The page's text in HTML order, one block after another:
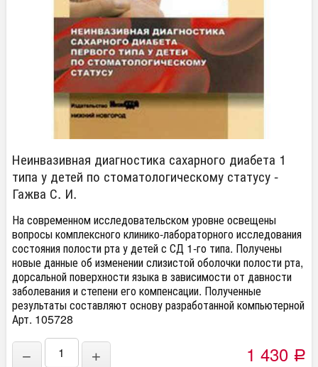
Неинвазивная диагностика сахарного диабета 1
типа у детей по стоматологическому статусу -
Гажва С. И.
На современном исследовательском уровне освещены
вопросы комплексного клинико-лабораторного исследования
состояния полости рта у детей с СД 1-го типа. Получены
новые данные об изменении слизистой оболочки полости рта,
дорсальной поверхности языка в зависимости от давности
заболевания и степени его компенсации. Полученные
результаты составляют основу разработанной компьютерной
Арт. 105728
− + 1 430 Р